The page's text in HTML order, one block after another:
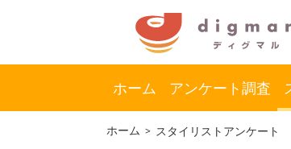
コ
ナ
ホーム アンケート調査
ホーム スタイリストアンケート